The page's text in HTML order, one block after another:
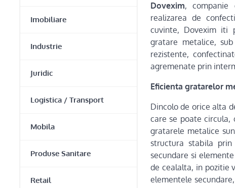
Imobiliare
Industrie
Juridic
Logistica / Transport
Mobila
Produse Sanitare
Retail
Dovexim,
realizarea de
cuvinte, Dovexim iti
gratare metalice,
rezistente,
agremenate prin
Eficienta gratarelor
Dincolo de orice alta
care se poate circula,
gratarele metalice
structura stabila prin
secundare si
de cealalta, in pozitie
elementele